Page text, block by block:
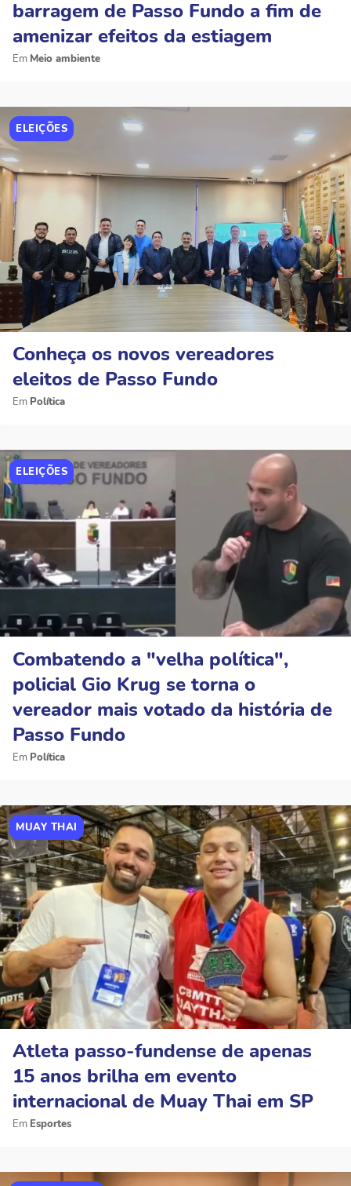
barragem de Passo Fundo a fim de
amenizar efeitos da estiagem
Meio ambiente
ELEIÇÕES
Conheça os novos vereadores
eleitos de Passo Fundo
Política
ELEIÇÕES
Combatendo a "velha política",
policial Gio Krug se torna o
vereador mais votado da história de
Passo Fundo
Política
MUAY THAI
Atleta passo-fundense de apenas
15 anos brilha em evento
internacional de Muay Thai em SP
Esportes